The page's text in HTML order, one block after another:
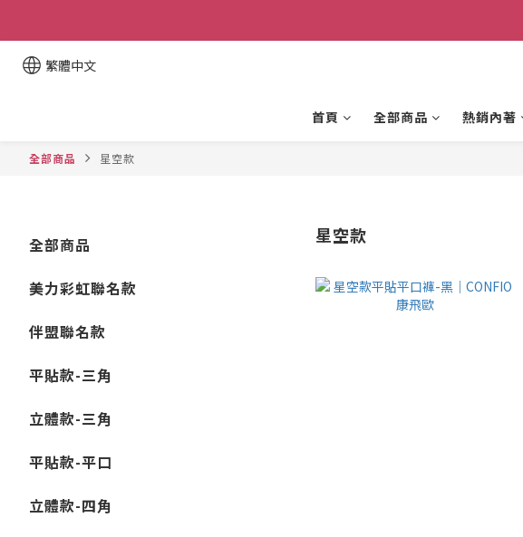
繁體中文
首頁 全部商品 熱銷內著
全部商品 星空款
全部商品
美力彩虹聯名款
伴盟聯名款
平貼款-三角
立體款-三角
平貼款-平口
立體款-四角
星空款